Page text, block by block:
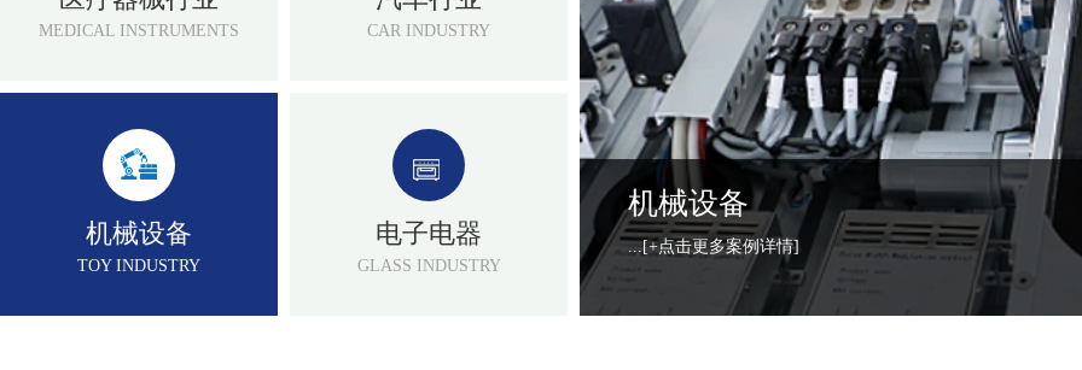
MEDICAL INSTRUMENTS CAR INDUSTRY
机械设备
TOY INDUSTRY
电子电器
GLASS INDUSTRY
电子电器
...[+点击更多案例详情]